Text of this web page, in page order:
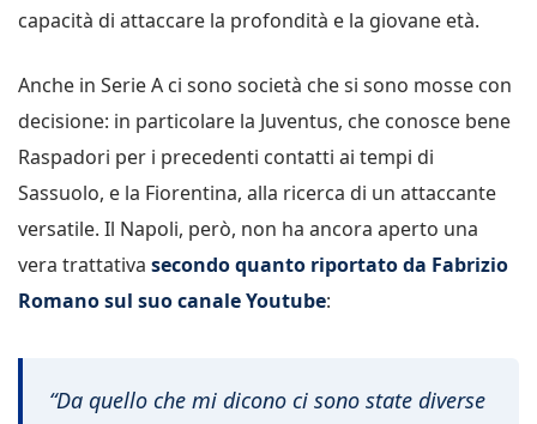
capacità di attaccare la profondità e la giovane età.
Anche in Serie A ci sono società che si sono mosse con
decisione: in particolare la Juventus, che conosce bene
Raspadori per i precedenti contatti ai tempi di
Sassuolo, e la Fiorentina, alla ricerca di un attaccante
versatile. Il Napoli, però, non ha ancora aperto una
vera trattativa secondo quanto riportato da Fabrizio
Romano sul suo canale Youtube:
“Da quello che mi dicono ci sono state diverse